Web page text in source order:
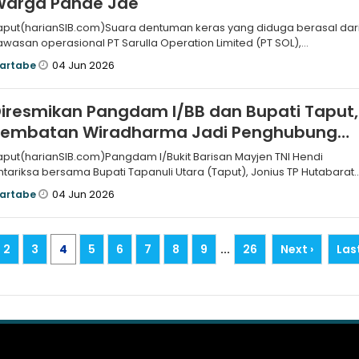
dentuman keras yang diduga berasal
operasional PT Sarulla Operation Limited (PT SOL),
pemb
04 Jun 2026
Pangdam I/BB dan Bupati Taput,
Wiradharma Jadi Penghubung
di Siualuompu I/Bukit Barisan Mayjen TNI Hendi
bersama Bupati Tapanuli Utara (Taput), Jonius TP Hutabarat
04 Jun 2026
2 3 4 5 6 7 8 9 ... 26 Next ›